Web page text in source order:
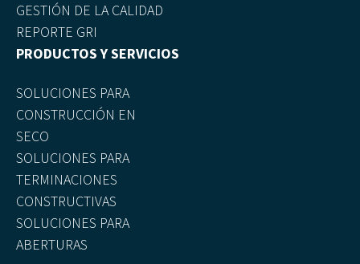
GESTIÓN DE LA CALIDAD
REPORTE GRI
PRODUCTOS Y SERVICIOS
SOLUCIONES PARA
CONSTRUCCIÓN EN
SECO
SOLUCIONES PARA
TERMINACIONES
CONSTRUCTIVAS
SOLUCIONES PARA
ABERTURAS